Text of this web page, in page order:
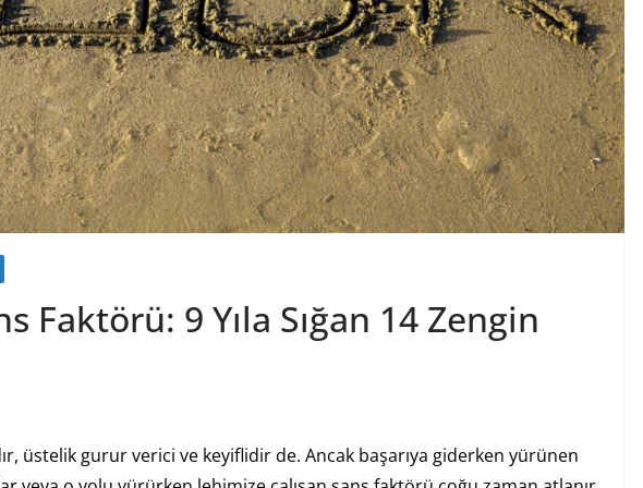
Faktörü: 9 Yıla Sığan 14 Zengin
üstelik gurur verici ve keyiflidir de. Ancak başarıya giderken yürünen